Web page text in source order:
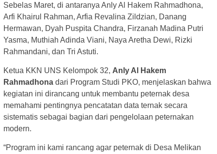
Sebelas Maret, di antaranya Anly Al Hakem Rahmadhona,
Arfi Khairul Rahman, Arfia Revalina Zildzian, Danang
Hermawan, Dyah Puspita Chandra, Firzanah Madina Putri
Yasma, Muthiah Adinda Viani, Naya Aretha Dewi, Rizki
Rahmandani, dan Tri Astuti.
Ketua KKN UNS Kelompok 32, Anly Al Hakem
Rahmadhona dari Program Studi PKO, menjelaskan bahwa
kegiatan ini dirancang untuk membantu peternak desa
memahami pentingnya pencatatan data ternak secara
sistematis sebagai bagian dari pengelolaan peternakan
modern.
“Program ini kami rancang agar peternak di Desa Melikan